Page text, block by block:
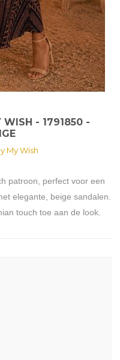
WISH - 1791850 -
My Wish
patroon, perfect voor een
elegante, beige sandalen.
touch toe aan de look.